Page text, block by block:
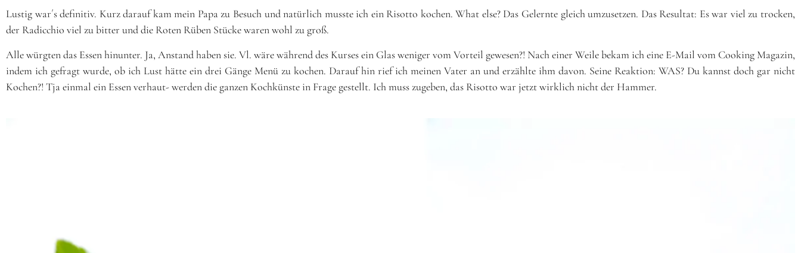
ABOUT
CONTACT
Lustig war´s definitiv. Kurz darauf kam mein Papa zu Besuch und natürlich musste ich ein Risotto kochen. What else? Das Gelernte gleich umzusetzen. Das Resultat: Es war viel zu trocken,
der Radicchio viel zu bitter und die Roten Rüben Stücke waren wohl zu groß.
Alle würgten das Essen hinunter. Ja, Anstand haben sie. Vl. wäre während des Kurses ein Glas weniger vom Vorteil gewesen?! Nach einer Weile bekam ich eine E-Mail vom Cooking Magazin,
indem ich gefragt wurde, ob ich Lust hätte ein drei Gänge Menü zu kochen. Darauf hin rief ich meinen Vater an und erzählte ihm davon. Seine Reaktion: WAS? Du kannst doch gar nicht
Kochen?! Tja einmal ein Essen verhaut- werden die ganzen Kochkünste in Frage gestellt. Ich muss zugeben, das Risotto war jetzt wirklich nicht der Hammer.